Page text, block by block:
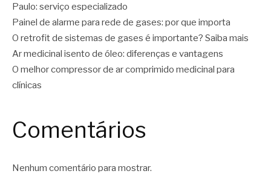
Paulo: serviço especializado
Painel de alarme para rede de gases: por que importa
O retrofit de sistemas de gases é importante? Saiba mais
Ar medicinal isento de óleo: diferenças e vantagens
O melhor compressor de ar comprimido medicinal para
clínicas
Comentários
Nenhum comentário para mostrar.